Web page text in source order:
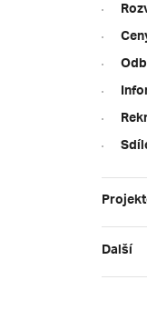
Další